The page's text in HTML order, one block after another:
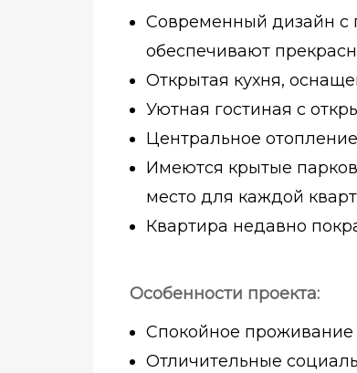
Современный дизайн с
обеспечивают
Открытая кухня,
Уютная гостиная с
Центральное
Имеются крытые
место для каждой
Квартира недавно
Особенности проекта:
Спокойное проживание
Отличительные